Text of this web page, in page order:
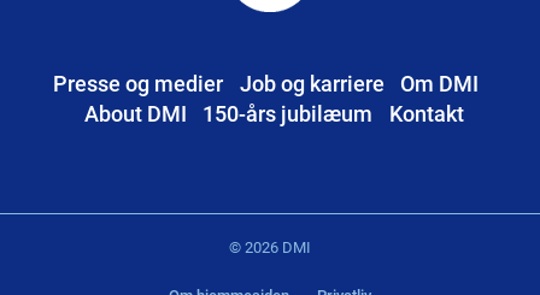
Presse og medier Job og karriere
Om DMI
About DMI
150-års jubilæum Kontakt
© 2026 DMI